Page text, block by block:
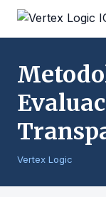
Vertex Logic